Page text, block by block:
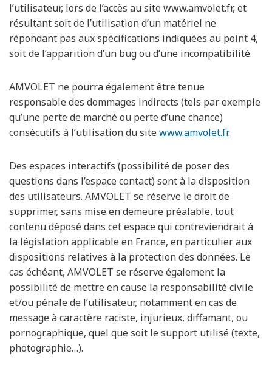
l’utilisateur, lors de l’accès au site www.amvolet.fr, et
résultant soit de l’utilisation d’un matériel ne
répondant pas aux spécifications indiquées au point 4,
soit de l’apparition d’un bug ou d’une incompatibilité.
AMVOLET ne pourra également être tenue
responsable des dommages indirects (tels par exemple
qu’une perte de marché ou perte d’une chance)
consécutifs à l’utilisation du sitewww.amvolet.fr.
Des espaces interactifs (possibilité de poser des
questions dans l’espace contact) sont à la disposition
des utilisateurs. AMVOLET se réserve le droit de
supprimer, sans mise en demeure préalable, tout
contenu déposé dans cet espace qui contreviendrait à
la législation applicable en France, en particulier aux
dispositions relatives à la protection des données. Le
cas échéant, AMVOLET se réserve également la
possibilité de mettre en cause la responsabilité civile
et/ou pénale de l’utilisateur, notamment en cas de
message à caractère raciste, injurieux, diffamant, ou
pornographique, quel que soit le support utilisé (texte,
photographie…).